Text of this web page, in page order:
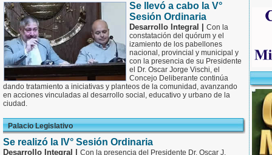
Se llevó a cabo la V°
Sesión Ordinaria
Desarrollo Integral | Con la
constatación del quórum y el
izamiento de los pabellones
nacional, provincial y municipal y
con la presencia de su Presidente
el Dr. Oscar Jorge Vischi, el
Concejo Deliberante continúa
dando tratamiento a iniciativas y planteos de la comunidad, avanzando
en acciones vinculadas al desarrollo social, educativo y urbano de la
ciudad.
Palacio Legislativo
Se realizó la IV° Sesión Ordinaria
Desarrollo Integral | Con la presencia del Presidente Dr. Oscar J.